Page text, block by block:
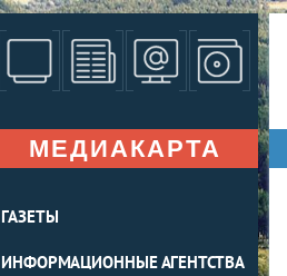
МЕДИАКАРТА
ГАЗЕТЫ
ИНФОРМАЦИОННЫЕ АГЕНТСТВА